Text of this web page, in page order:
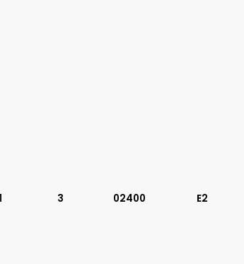
3 02400 E2